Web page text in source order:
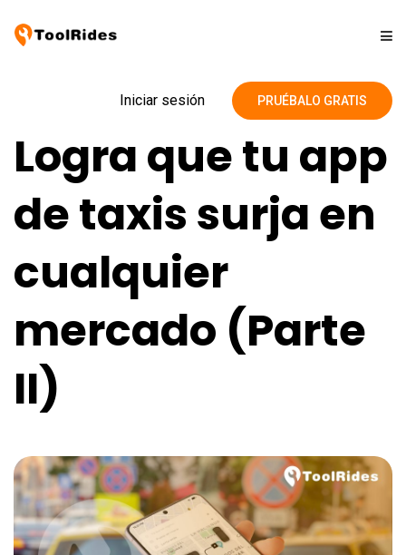
Precios
Contacto
Blog
Iniciar sesión PRUÉBALO GRATIS
Logra que tu app
de taxis surja en
cualquier
mercado (Parte
II)